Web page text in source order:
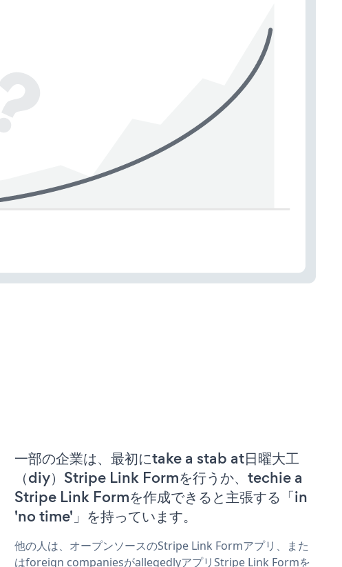
一部の企業は、最初にtake a stab at日曜大工
（diy）Stripe Link Formを行うか、techie a
Stripe Link Formを作成できると主張する「in
'no time'」を持っています。
他の人は、オープンソースのStripe Link Formアプリ、また
はforeign companiesがallegedlyアプリStripe Link Formを